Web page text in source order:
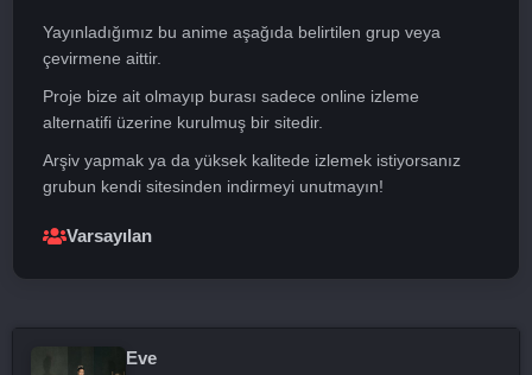
Yayınladığımız bu anime aşağıda belirtilen grup veya
çevirmene aittir.
Proje bize ait olmayıp burası sadece online izleme
alternatifi üzerine kurulmuş bir sitedir.
Arşiv yapmak ya da yüksek kalitede izlemek istiyorsanız
grubun kendi sitesinden indirmeyi unutmayın!
Varsayılan
Eve